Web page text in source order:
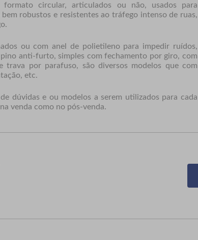
circular, articulados ou não, usados para
robustos e resistentes ao tráfego intenso de ruas,
ou com anel de polietileno para impedir ruídos,
anti-furto, simples com fechamento por giro, com
por parafuso, são diversos modelos que com
etc.
dúvidas e ou modelos a serem utilizados para cada
venda como no pós-venda.